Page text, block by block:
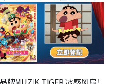
牌MUZIK TIGER 冰感风扇！